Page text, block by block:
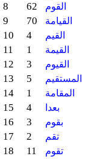
8 62 القوم
9 70 القيامة
10 4 القيم
11 1 القيمة
12 3 القيوم
13 5 المستقيم
14 1 المقامة
15 4 بعدا
16 3 بقوم
17 2 تقم
18 11 تقوم